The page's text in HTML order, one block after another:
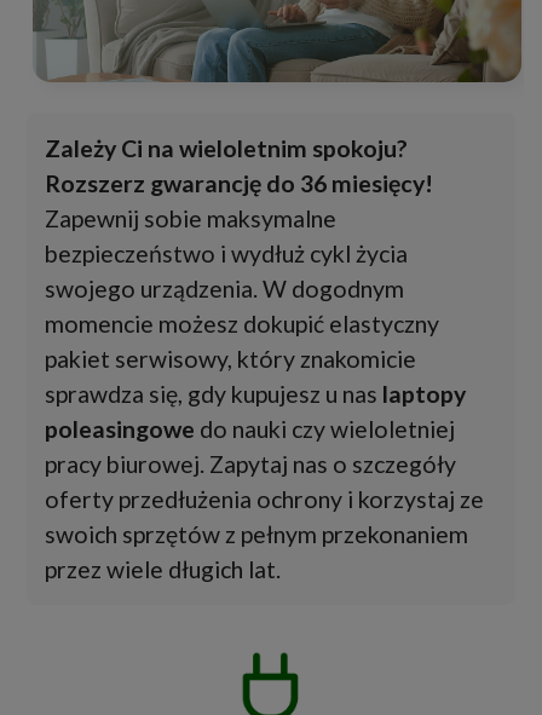
Zależy Ci na wieloletnim spokoju?
Rozszerz gwarancję do 36 miesięcy!
Zapewnij sobie maksymalne
bezpieczeństwo i wydłuż cykl życia
swojego urządzenia. W dogodnym
momencie możesz dokupić elastyczny
pakiet serwisowy, który znakomicie
sprawdza się, gdy kupujesz u nas laptopy
poleasingowe do nauki czy wieloletniej
pracy biurowej. Zapytaj nas o szczegóły
oferty przedłużenia ochrony i korzystaj ze
swoich sprzętów z pełnym przekonaniem
przez wiele długich lat.